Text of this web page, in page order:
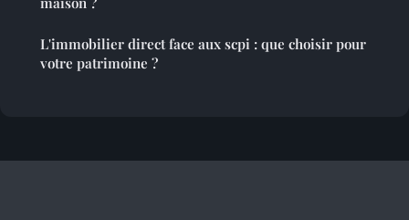
L'immobilier direct face aux scpi : que choisir pour
votre patrimoine ?